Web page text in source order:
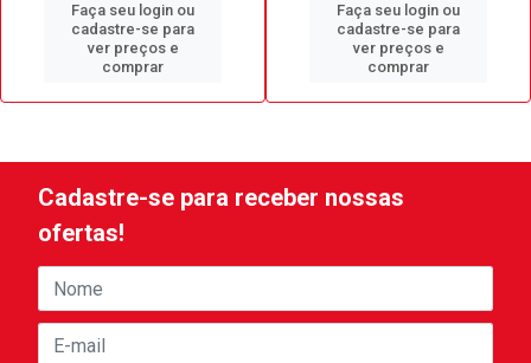
Faça seu login ou
cadastre-se para
ver preços e
comprar
Faça seu login ou
cadastre-se para
ver preços e
comprar
Cadastre-se para receber nossas
ofertas!